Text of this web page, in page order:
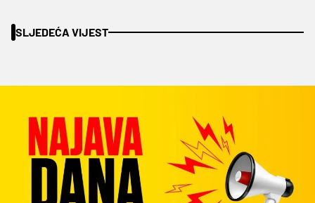
SLJEDEĆA VIJEST